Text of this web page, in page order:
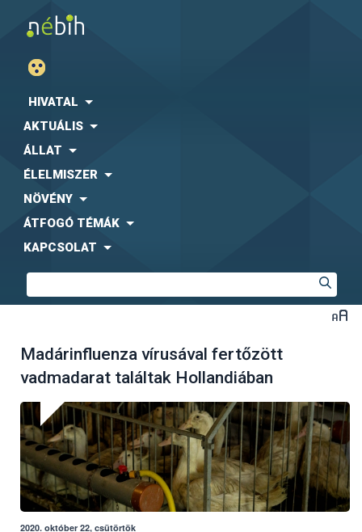
HIVATAL
AKTUÁLIS
ÁLLAT
ÉLELMISZER
NÖVÉNY
ÁTFOGÓ TÉMÁK
KAPCSOLAT
Madárinfluenza vírusával fertőzött
vadmadarat találtak Hollandiában
2020. október 22, csütörtök